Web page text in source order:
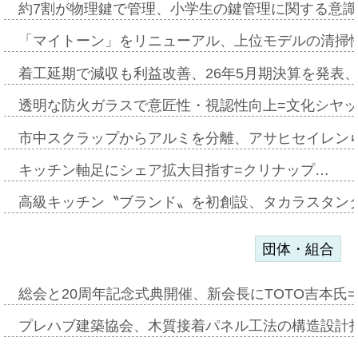
約7割が物理鍵で管理、小学生の鍵管理に関する意
「マイトーン」をリニューアル、上位モデルの清
着工延期で減収も利益改善、26年5月期決算を発表
透明な防火ガラスで意匠性・視認性向上=文化シヤ
市中スクラップからアルミを分離、アサヒセイレ
キッチン軸足にシェア拡大目指す=クリナップ…
高級キッチン〝ブランド〟を初創設、タカラスタ
団体・組合
総会と20周年記念式典開催、新会長にTOTO吉本氏
プレハブ建築協会、木質接着パネル工法の構造設